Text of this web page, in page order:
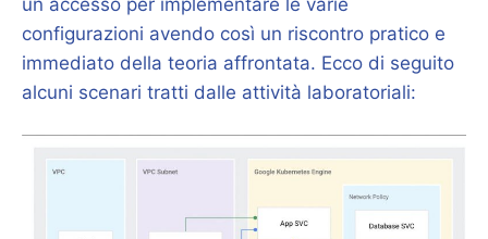
configurazioni avendo così un riscontro pratico e
immediato della teoria affrontata. Ecco di seguito
alcuni scenari tratti dalle attività laboratoriali: